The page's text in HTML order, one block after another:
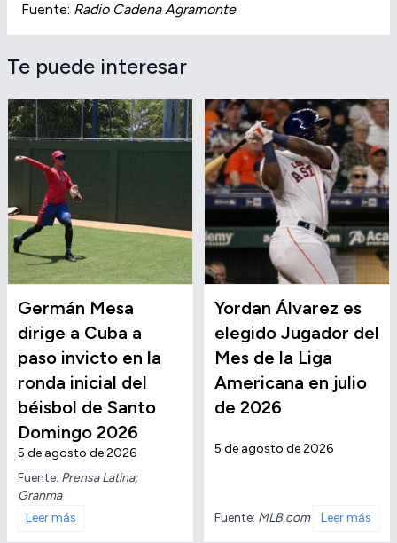
Fuente: Radio Cadena Agramonte
Te puede interesar
Germán Mesa
dirige a Cuba a
paso invicto en la
ronda inicial del
béisbol de Santo
Domingo 2026
5 de agosto de 2026
Fuente: Prensa Latina;
Granma
Leer más
Yordan Álvarez es
elegido Jugador del
Mes de la Liga
Americana en julio
de 2026
5 de agosto de 2026
Fuente: MLB.com Leer más